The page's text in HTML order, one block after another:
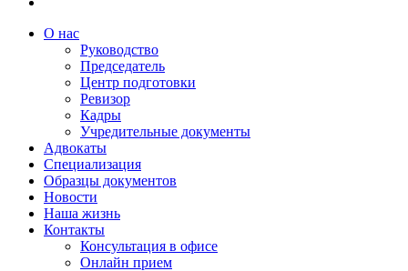
О нас
Руководство
Председатель
Центр подготовки
Ревизор
Кадры
Учредительные документы
Адвокаты
Специализация
Образцы документов
Новости
Наша жизнь
Контакты
Консультация в офисе
Онлайн прием